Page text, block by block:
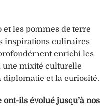
et les pommes de terre
inspirations culinaires
enrichi les
une mixité culturelle
diplomatie et la curiosité.
ils évolué jusqu’à nos